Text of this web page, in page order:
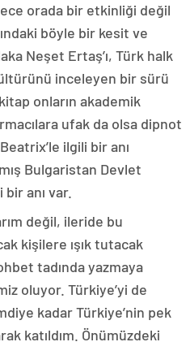
orada bir etkinliği değil
böyle bir kesit ve
Neşet Ertaş’ı, Türk halk
inceleyen bir sürü
onların akademik
ufak da olsa dipnot
ilgili bir anı
Bulgaristan Devlet
anı var.
değil, ileride bu
kişilere ışık tutacak
tadında yazmaya
oluyor. Türkiye’yi de
kadar Türkiye’nin pek
katıldım. Önümüzdeki